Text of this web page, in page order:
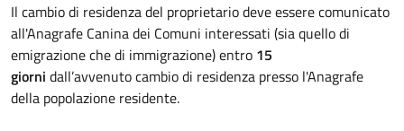
Il cambio di residenza del proprietario deve essere comunicato
all'Anagrafe Canina dei Comuni interessati (sia quello di
emigrazione che di immigrazione) entro 15
giorni dall’avvenuto cambio di residenza presso l'Anagrafe
della popolazione residente.